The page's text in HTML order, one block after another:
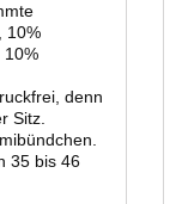
10%
10%
denn
Sitz.
35 bis 46